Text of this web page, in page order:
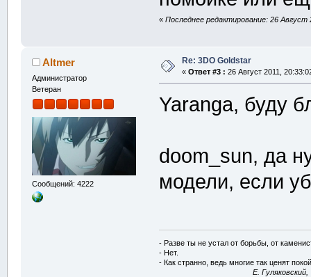
«Последнее редактирование: 26 Август
Altmer
Администратор
Ветеран
Сообщений: 4222
Re: 3DO Goldstar
« Ответ #3 : 26 Август 2011,
Yaranga, буду
doom_sun, да
модели, если
- Разве ты не устал от борьбы, от
- Нет.
- Как странно, ведь многие так ценят
E.